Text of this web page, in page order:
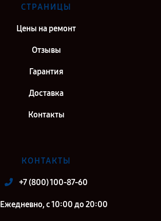
СТРАНИЦЫ
Цены на ремонт
Отзывы
Гарантия
Доставка
Контакты
КОНТАКТЫ
+7 (800) 100-87-60
Ежедневно, с 10:00 до 20:00